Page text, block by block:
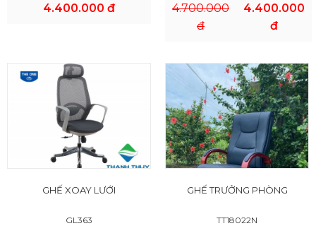
4.400.000 đ
4.700.000
đ
4.400.000
đ
GHẾ XOAY LƯỚI
GL363
GHẾ TRƯỞNG PHÒNG
TT18022N